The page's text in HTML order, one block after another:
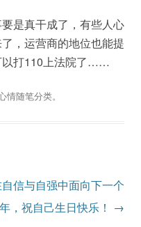
是真干成了，有些人心
，运营商的地位也能提
以打110上法院了……
情随笔分类。
信与自强中面向下一个
，祝自己生日快乐！ →